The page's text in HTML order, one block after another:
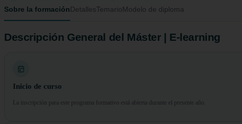
Sobre la formaciónDetallesTemarioModelo de diploma
Descripción General del Máster | E-learning
Inicio de curso
La inscripción para este programa formativo está abierta durante el presente año.